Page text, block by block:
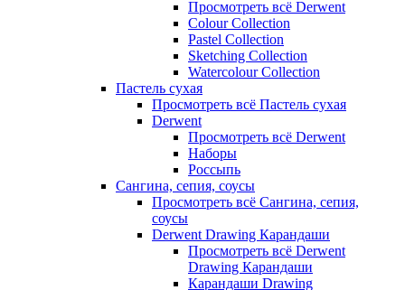
Просмотреть всё Derwent
Colour Collection
Pastel Collection
Sketching Collection
Watercolour Collection
Пастель сухая
Просмотреть всё Пастель сухая
Derwent
Просмотреть всё Derwent
Наборы
Россыпь
Сангина, сепия, соусы
Просмотреть всё Сангина, сепия,
соусы
Derwent Drawing Карандаши
Просмотреть всё Derwent
Drawing Карандаши
Карандаши Drawing